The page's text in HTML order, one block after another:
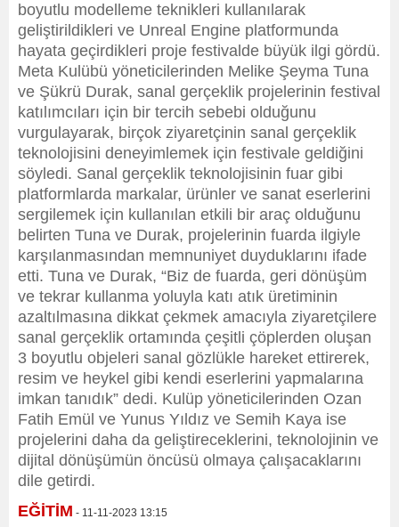
boyutlu modelleme teknikleri kullanılarak
geliştirildikleri ve Unreal Engine platformunda
hayata geçirdikleri proje festivalde büyük ilgi gördü.
Meta Kulübü yöneticilerinden Melike Şeyma Tuna
ve Şükrü Durak, sanal gerçeklik projelerinin festival
katılımcıları için bir tercih sebebi olduğunu
vurgulayarak, birçok ziyaretçinin sanal gerçeklik
teknolojisini deneyimlemek için festivale geldiğini
söyledi. Sanal gerçeklik teknolojisinin fuar gibi
platformlarda markalar, ürünler ve sanat eserlerini
sergilemek için kullanılan etkili bir araç olduğunu
belirten Tuna ve Durak, projelerinin fuarda ilgiyle
karşılanmasından memnuniyet duyduklarını ifade
etti. Tuna ve Durak, “Biz de fuarda, geri dönüşüm
ve tekrar kullanma yoluyla katı atık üretiminin
azaltılmasına dikkat çekmek amacıyla ziyaretçilere
sanal gerçeklik ortamında çeşitli çöplerden oluşan
3 boyutlu objeleri sanal gözlükle hareket ettirerek,
resim ve heykel gibi kendi eserlerini yapmalarına
imkan tanıdık” dedi. Kulüp yöneticilerinden Ozan
Fatih Emül ve Yunus Yıldız ve Semih Kaya ise
projelerini daha da geliştireceklerini, teknolojinin ve
dijital dönüşümün öncüsü olmaya çalışacaklarını
dile getirdi.
EĞİTİM - 11-11-2023 13:15